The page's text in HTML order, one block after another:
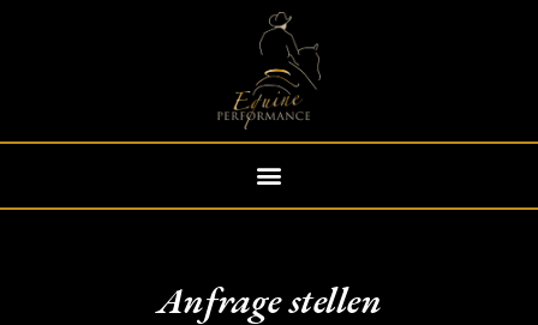
Anfrage stellen